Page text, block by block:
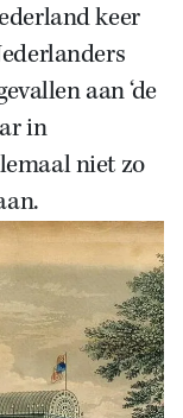
Zoek
keer
aan ‘de
in
niet zo